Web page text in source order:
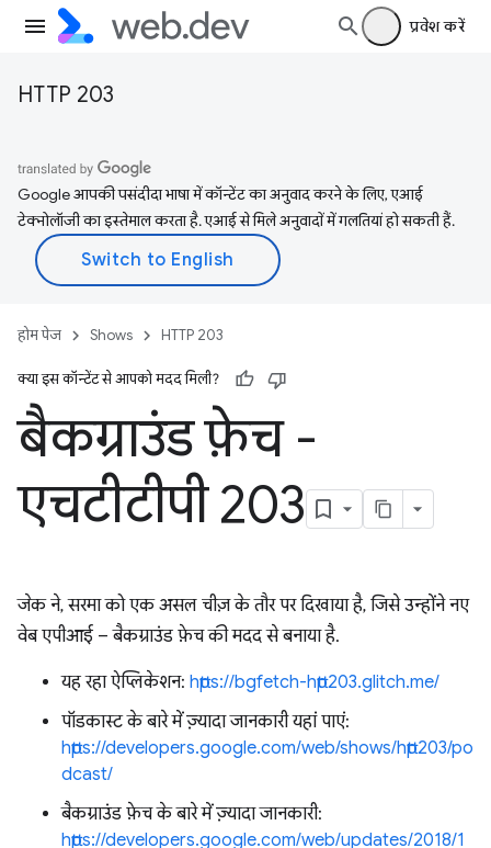
प्रवेश करें
HTTP 203
Google आपकी पसंदीदा भाषा में कॉन्टेंट का अनुवाद करने के लिए, एआई
टेक्नोलॉजी का इस्तेमाल करता है. एआई से मिले अनुवादों में गलतियां हो सकती हैं.
होम पेज Shows HTTP 203
क्या इस कॉन्टेंट से आपको मदद मिली?
बैकग्राउंड फ़ेच -
एचटीटीपी 203
जेक ने, सरमा को एक असल चीज़ के तौर पर दिखाया है, जिसे उन्होंने नए
वेब एपीआई – बैकग्राउंड फ़ेच की मदद से बनाया है.
यह रहा ऐप्लिकेशन: https://bgfetch-http203.glitch.me/
पॉडकास्ट के बारे में ज़्यादा जानकारी यहां पाएं:
https://developers.google.com/web/shows/http203/po
dcast/
बैकग्राउंड फ़ेच के बारे में ज़्यादा जानकारी:
https://developers.google.com/web/updates/2018/1